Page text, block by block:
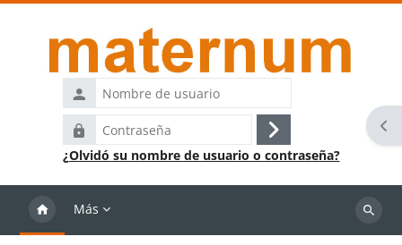
Nombre
de
usuario
Contraseña
Acceder
¿Olvidó su nombre de usuario o contraseña?
Más
Buscar